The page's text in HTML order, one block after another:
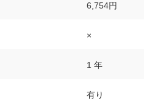
6,754円
×
1 年
有り